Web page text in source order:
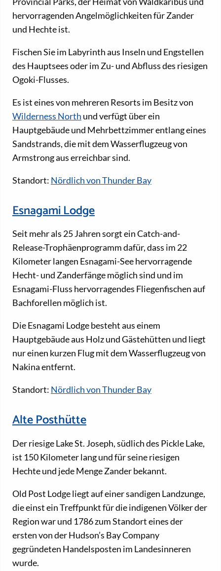
hervorragenden Angelmöglichkeiten für Zander
und Hechte ist.
Fischen Sie im Labyrinth aus Inseln und Engstellen
des Hauptsees oder im Zu- und Abfluss des riesigen
Ogoki-Flusses.
Es ist eines von mehreren Resorts im Besitz von
Wilderness North und verfügt über ein
Hauptgebäude und Mehrbettzimmer entlang eines
Sandstrands, die mit dem Wasserflugzeug von
Armstrong aus erreichbar sind.
Standort: Nördlich von Thunder Bay
Esnagami Lodge
Seit mehr als 25 Jahren sorgt ein Catch-and-
Release-Trophäenprogramm dafür, dass im 22
Kilometer langen Esnagami-See hervorragende
Hecht- und Zanderfänge möglich sind und im
Esnagami-Fluss hervorragendes Fliegenfischen auf
Bachforellen möglich ist.
Die Esnagami Lodge besteht aus einem
Hauptgebäude aus Holz und Gästehütten und liegt
nur einen kurzen Flug mit dem Wasserflugzeug von
Nakina entfernt.
Standort: Nördlich von Thunder Bay
Alte Posthütte
Der riesige Lake St. Joseph, südlich des Pickle Lake,
ist 150 Kilometer lang und für seine riesigen
Hechte und jede Menge Zander bekannt.
Old Post Lodge liegt auf einer sandigen Landzunge,
die einst ein Treffpunkt für die indigenen Völker der
Region war und 1786 zum Standort eines der
ersten von der Hudson’s Bay Company
gegründeten Handelsposten im Landesinneren
wurde.